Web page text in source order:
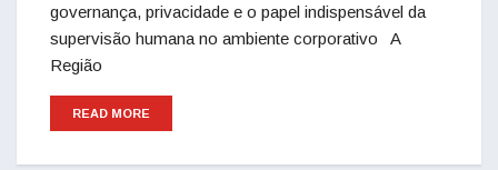
governança, privacidade e o papel indispensável da
supervisão humana no ambiente corporativo A
Região
READ MORE